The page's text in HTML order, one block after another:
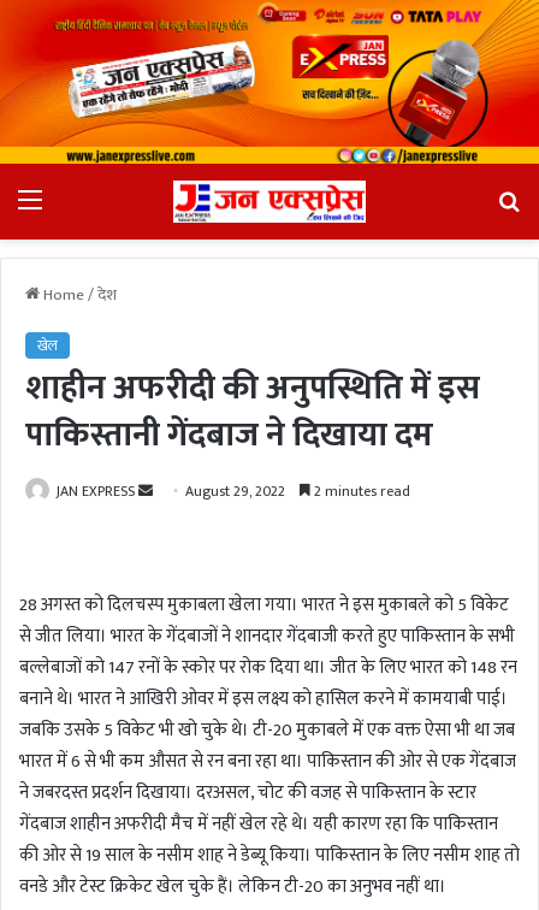
Home/देश
खेल
शाहीन अफरीदी की अनुपस्थिति में इस
पाकिस्तानी गेंदबाज ने दिखाया दम
JAN EXPRESS
a
n
e
m
a
i
l
August 29, 2022 2 minutes read
28 अगस्त को दिलचस्प मुकाबला खेला गया। भारत ने इस मुकाबले को 5 विकेट
से जीत लिया। भारत के गेंदबाजों ने शानदार गेंदबाजी करते हुए पाकिस्तान के सभी
बल्लेबाजों को 147 रनों के स्कोर पर रोक दिया था। जीत के लिए भारत को 148 रन
बनाने थे। भारत ने आखिरी ओवर में इस लक्ष्य को हासिल करने में कामयाबी पाई।
जबकि उसके 5 विकेट भी खो चुके थे। टी-20 मुकाबले में एक वक्त ऐसा भी था जब
भारत में 6 से भी कम औसत से रन बना रहा था। पाकिस्तान की ओर से एक गेंदबाज
ने जबरदस्त प्रदर्शन दिखाया। दरअसल, चोट की वजह से पाकिस्तान के स्टार
गेंदबाज शाहीन अफरीदी मैच में नहीं खेल रहे थे। यही कारण रहा कि पाकिस्तान
की ओर से 19 साल के नसीम शाह ने डेब्यू किया। पाकिस्तान के लिए नसीम शाह तो
वनडे और टेस्ट क्रिकेट खेल चुके हैं। लेकिन टी-20 का अनुभव नहीं था।